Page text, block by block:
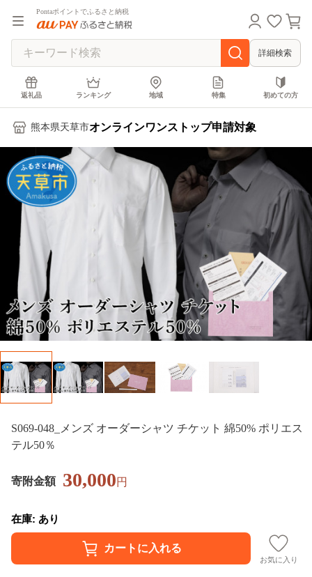
Pontaポイントでふるさと納税
詳細検索
返礼品 ランキング 地域 特集 初めての方
熊本県天草市オンラインワンストップ申請対象
S069-048_メンズ オーダーシャツ チケット 綿50% ポリエス
テル50％
寄附金額 30,000円
在庫: あり
お気に入り